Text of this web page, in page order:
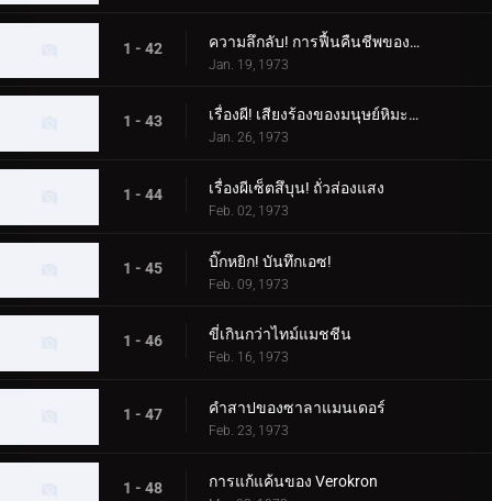
1 - 42 ความลึกลับ! การฟื้นคืนชีพของสัตว์ประหลาด Woo
Jan. 19, 1973
1 - 43 เรื่องผี! เสียงร้องของมนุษย์หิมะที่น่ารังเกียจ
Jan. 26, 1973
1 - 44 เรื่องผีเซ็ตสึบุน! ถั่วส่องแสง
Feb. 02, 1973
1 - 45 บิ๊กหยิก! บันทึกเอซ!
Feb. 09, 1973
1 - 46 ขี่เกินกว่าไทม์แมชชีน
Feb. 16, 1973
1 - 47 คำสาปของซาลาแมนเดอร์
Feb. 23, 1973
1 - 48 การแก้แค้นของ Verokron